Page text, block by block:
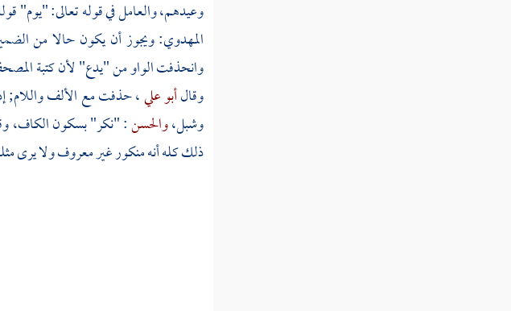
وعيدهم، والعامل في قوله تعالى:
المهدوي:ويجوز أن يكون حالا من
وانحذفت الواو من "يدع" لأن كتبة
وقالأبو علي، حذفت مع الألف واللام;
وشبل،والحسن: "نكر" بسكون الكاف،
ذلك كله أنه منكور غير معروف ولا يرى